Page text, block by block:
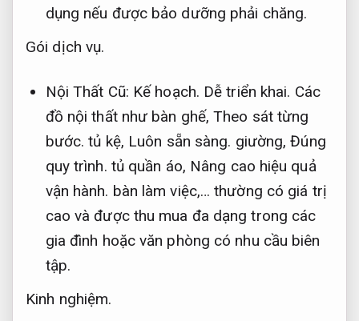
dụng nếu được bảo dưỡng phải chăng.
Gói dịch vụ.
Nội Thất Cũ: Kế hoạch. Dễ triển khai. Các
đồ nội thất như bàn ghế,Theo sát từng
bước. tủ kệ, Luôn sẵn sàng. giường,Đúng
quy trình. tủ quần áo, Nâng cao hiệu quả
vận hành. bàn làm việc,… thường có giá trị
cao và được thu mua đa dạng trong các
gia đình hoặc văn phòng có nhu cầu biên
tập.
Kinh nghiệm.